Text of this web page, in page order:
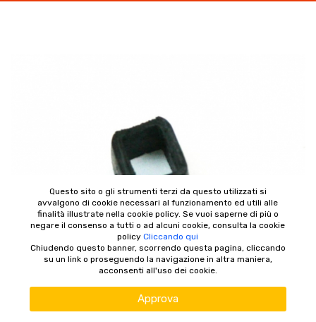
Questo sito o gli strumenti terzi da questo utilizzati si
avvalgono di cookie necessari al funzionamento ed utili alle
finalità illustrate nella cookie policy. Se vuoi saperne di più o
negare il consenso a tutti o ad alcuni cookie, consulta la cookie
policyCliccando qui
Chiudendo questo banner, scorrendo questa pagina, cliccando
su un link o proseguendo la navigazione in altra maniera,
acconsenti all'uso dei cookie.
Approva